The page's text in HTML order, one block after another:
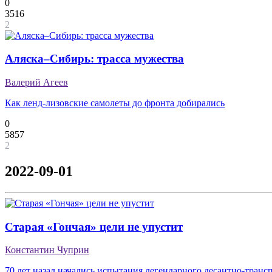
0
3516
2
Аляска–Сибирь: трасса мужества
Валерий Агеев
Как ленд-лизовские самолеты до фронта добирались
0
5857
2
2022-09-01
Старая «Гончая» цели не упустит
Константин Чуприн